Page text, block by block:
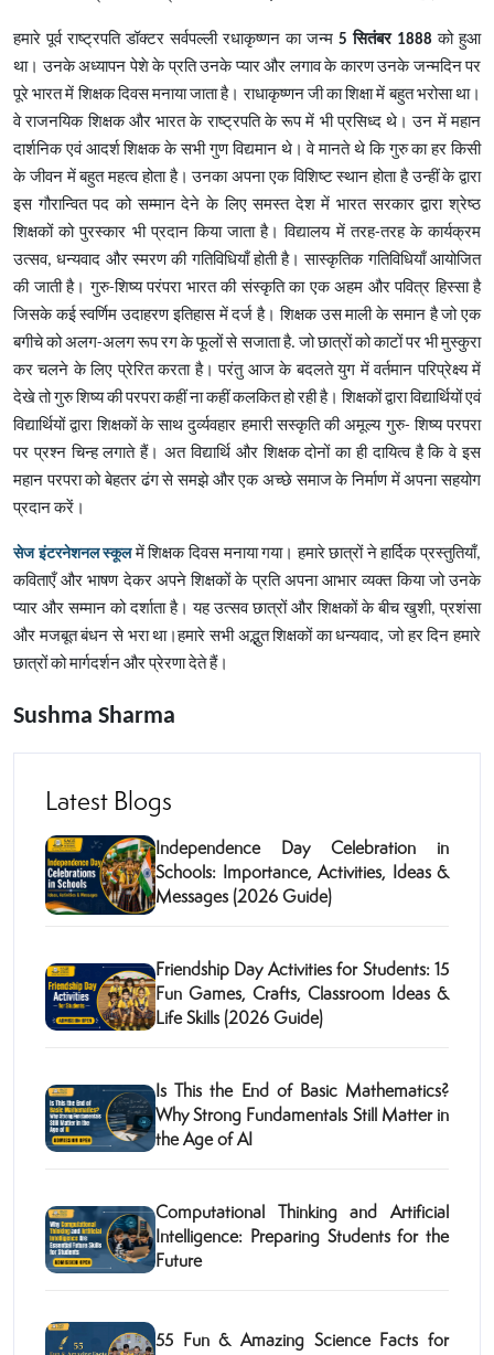
हमारे पूर्व राष्ट्रपति डॉक्टर सर्वपल्ली रधाकृष्णन का जन्म 5 सितंबर 1888को हुआ
था। उनके अध्यापन पेशे के प्रति उनके प्यार और लगाव के कारण उनके जन्मदिन पर
पूरे भारत में शिक्षक दिवस मनाया जाता है। राधाकृष्णन जी का शिक्षा में बहुत भरोसा था।
वे राजनयिक शिक्षक और भारत के राष्ट्रपति के रूप में भी प्रसिध्द थे। उन में महान
दार्शनिक एवं आदर्श शिक्षक के सभी गुण विद्यमान थे। वे मानते थे कि गुरु का हर किसी
के जीवन में बहुत महत्व होता है। उनका अपना एक विशिष्ट स्थान होता है उन्हीं के द्वारा
इस गौरान्वित पद को सम्मान देने के लिए समस्त देश में भारत सरकार द्वारा श्रेष्ठ
शिक्षकों को पुरस्कार भी प्रदान किया जाता है। विद्यालय में तरह-तरह के कार्यक्रम
उत्सव, धन्यवाद और स्मरण की गतिविधियाँ होती है। सास्कृतिक गतिविधियाँ आयोजित
की जाती है। गुरु-शिष्य परंपरा भारत की संस्कृति का एक अहम और पवित्र हिस्सा है
जिसके कई स्वर्णिम उदाहरण इतिहास में दर्ज है। शिक्षक उस माली के समान है जो एक
बगीचे को अलग-अलग रूप रग के फूलों से सजाता है. जो छात्रों को काटों पर भी मुस्कुरा
कर चलने के लिए प्रेरित करता है। परंतु आज के बदलते युग में वर्तमान परिप्रेक्ष्य में
देखे तो गुरु शिष्य की परपरा कहीं ना कहीं कलकित हो रही है। शिक्षकों द्वारा विद्यार्थियों एवं
विद्यार्थियों द्वारा शिक्षकों के साथ दुर्व्यवहार हमारी सस्कृति की अमूल्य गुरु- शिष्य परपरा
पर प्रश्न चिन्ह लगाते हैं। अत विद्यार्थि और शिक्षक दोनों का ही दायित्व है कि वे इस
महान परपरा को बेहतर ढंग से समझे और एक अच्छे समाज के निर्माण में अपना सहयोग
प्रदान करें।
सेज इंटरनेशनल स्कूलमें शिक्षक दिवस मनाया गया। हमारे छात्रों ने हार्दिक प्रस्तुतियाँ,
कविताएँ और भाषण देकर अपने शिक्षकों के प्रति अपना आभार व्यक्त किया जो उनके
प्यार और सम्मान को दर्शाता है। यह उत्सव छात्रों और शिक्षकों के बीच खुशी, प्रशंसा
और मजबूत बंधन से भरा था।हमारे सभी अद्भुत शिक्षकों का धन्यवाद, जो हर दिन हमारे
छात्रों को मार्गदर्शन और प्रेरणा देते हैं।
Sushma Sharma
Latest Blogs
Independence Day Celebration in
Schools: Importance, Activities, Ideas &
Messages (2026 Guide)
Friendship Day Activities for Students: 15
Fun Games, Crafts, Classroom Ideas &
Life Skills (2026 Guide)
Is This the End of Basic Mathematics?
Why Strong Fundamentals Still Matter in
the Age of AI
Computational Thinking and Artificial
Intelligence: Preparing Students for the
Future
55 Fun & Amazing Science Facts for